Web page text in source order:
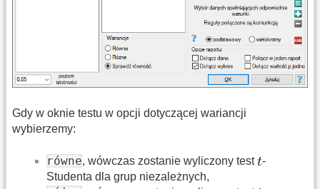
Gdy w oknie testu w opcji dotyczącej wariancji
wybierzemy:
równe, wówczas zostanie wyliczony test -
Studenta dla grup niezależnych,